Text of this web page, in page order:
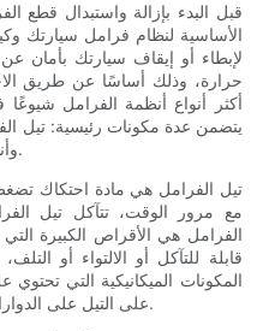
قبل البدء بإزالة واستبدال قطع
الأساسية لنظام فرامل سيارتك
لإبطاء أو إيقاف سيارتك بأمان
حرارة، وذلك أساسًا عن طريق
أكثر أنواع أنظمة الفرامل
يتضمن عدة مكونات رئيسية: تيل
وأنابيب الفرامل، والأسطوانة الرئيسية.
تيل الفرامل هي مادة احتكاك
مع مرور الوقت، تتآكل تيل
الفرامل هي الأقراص الكبيرة
قابلة للتآكل أو الالتواء أو
المكونات الميكانيكية التي
على التيل على الدوارات عند الضغط على دواسة الفرامل.